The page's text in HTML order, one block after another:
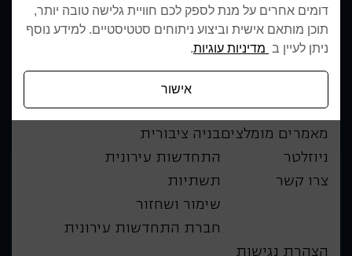
מפת האתר
מגזין הבית
מאמרים מומלצים
ניוזלטר
צרו קשר
תחומי פעילות
פרויקטים בשיווק
יזמות ומגורים
בניה ציבורית
התחדשות עירונית
תשתיות
שימור ושחזור
חברת התחדשות עירונית
הצהרת נגישות
דומים אחרים על מנת לספק לכם חוויית גלישה טובה יותר,
תוכן מותאם אישית וביצוע ניתוחים סטטיסטיים. למידע נוסף
ניתן לעיין ב מדיניות עוגיות.
אישור